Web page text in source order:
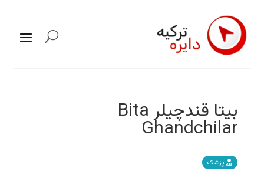
بیتا قندچیلر Bita
Ghandchilar
پزشک